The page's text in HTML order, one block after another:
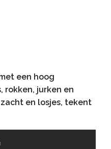
een hoog
rokken, jurken en
en losjes, tekent